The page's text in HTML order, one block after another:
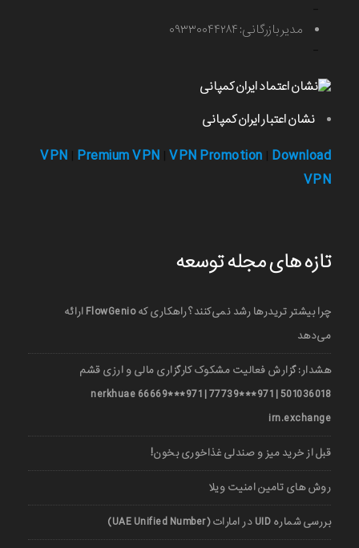
مدیر بازرگانی: ۰۹۳۳۰۰۴۴۲۸۴
نشان اعتبار ایران کمپانی
VPN Premium VPN VPN Promotion Download
VPN
تازه های مجله توسعه
چرا بیشتر تریدرها رشد نمی‌کنند؟ راهکاری که FlowGenio ارائه
می‌دهد
هشدار: گزارش فعالیت مشکوک کارگزاری مالی و ارزی قشم
501036018 | 971***77739 | 971***66669 nerkhuae
irn.exchange
قبل از خرید میز و صندلی غذاخوری بخون!
روش های تامین امنیت ویلا
بررسی شماره UID در امارات (UAE Unified Number)